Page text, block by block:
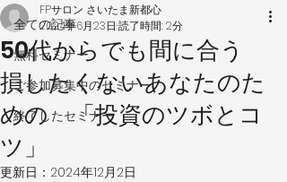
全ての記事
無料セミナー
ご参加募集中のセミナー
終了したセミナー
50代からでも間に合う
損したくないあなたのた
めの 「投資のツボとコ
ツ」
FPサロン さいたま新都心
2024年6月23日 読了時間: 2分
更新日： 2024年12月2日